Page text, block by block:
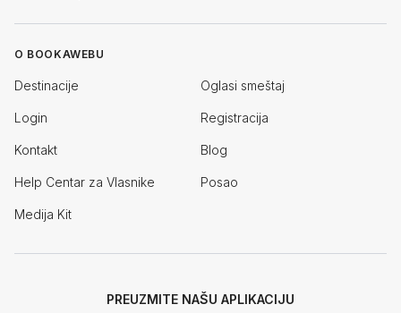
O BOOKAWEBU
Destinacije Oglasi smeštaj
Login Registracija
Kontakt Blog
Help Centar za Vlasnike Posao
Medija Kit
PREUZMITE NAŠU APLIKACIJU